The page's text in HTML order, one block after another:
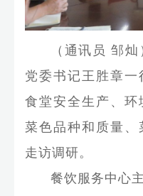
（通讯员 邹
党委书记王胜章
食堂安全生产、环
菜色品种和质量、
走访调研。
餐饮服务中心